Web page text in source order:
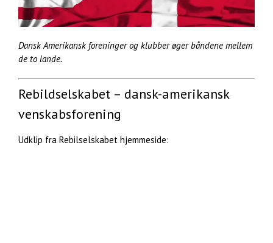
Dansk Amerikansk foreninger og klubber øger båndene mellem
de to lande.
Rebildselskabet – dansk-amerikansk
venskabsforening
Udklip fra Rebilselskabet hjemmeside: